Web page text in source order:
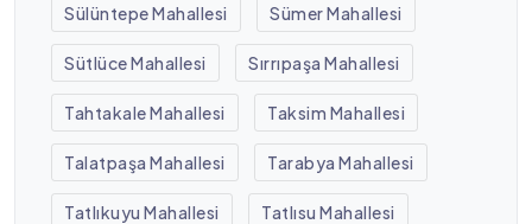
Sülüntepe Mahallesi Sümer Mahallesi
Sütlüce Mahallesi Sırrıpaşa Mahallesi
Tahtakale Mahallesi Taksim Mahallesi
Talatpaşa Mahallesi Tarabya Mahallesi
Tatlıkuyu Mahallesi Tatlısu Mahallesi